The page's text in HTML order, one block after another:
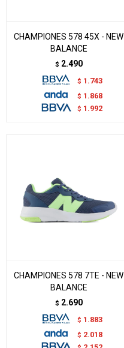
CHAMPIONES 578 45X - NEW
BALANCE
$ 2.490
$ 1.743
$ 1.868
$ 1.992
CHAMPIONES 578 7TE - NEW
BALANCE
$ 2.690
$ 1.883
$ 2.018